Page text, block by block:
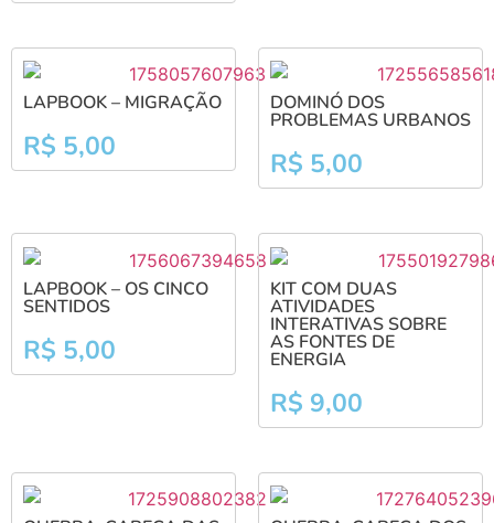
LAPBOOK – MIGRAÇÃO
R$ 5,00
DOMINÓ DOS
PROBLEMAS URBANOS
R$ 5,00
LAPBOOK – OS CINCO
SENTIDOS
R$ 5,00
KIT COM DUAS
ATIVIDADES
INTERATIVAS SOBRE
AS FONTES DE
ENERGIA
R$ 9,00